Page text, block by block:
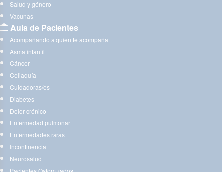
Salud y género
Vacunas
Aula de Pacientes
Acompañando a quien te acompaña
Asma infantil
Cáncer
Celiaquía
Cuidadoras/es
Diabetes
Dolor crónico
Enfermedad pulmonar
Enfermedades raras
Incontinencia
Neurosalud
Pacientes Ostomizados